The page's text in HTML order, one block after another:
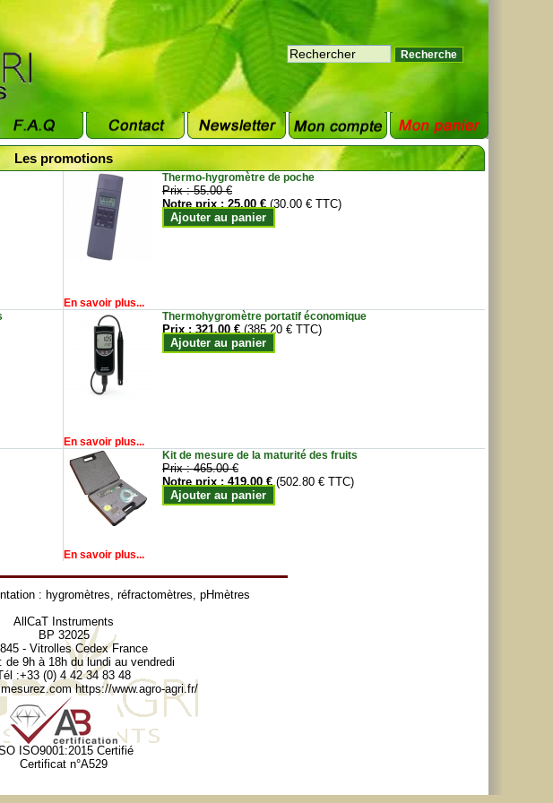
Les promotions
Thermo-hygromètre de poche
Prix :55.00 €
Notre prix :25.00 € (30.00 € TTC)
Ajouter au panier
En savoir plus...
Thermohygromètre portatif économique
Prix :321.00 € (385.20 € TTC)
Ajouter au panier
En savoir plus...
Kit de mesure de la maturité des fruits
Prix :465.00 €
Notre prix :419.00 € (502.80 € TTC)
Ajouter au panier
En savoir plus...
: hygromètres, réfractomètres, pHmètres
AllCaT Instruments
BP 32025
- Vitrolles Cedex France
de 9h à 18h du lundi au vendredi
:+33 (0) 4 42 34 83 48
https://www.agro-agri.fr/
ISO9001:2015 Certifié
Certificat n°A529